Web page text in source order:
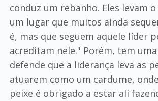
conduz um rebanho. Eles levam
um lugar que muitos ainda
é, mas que seguem aquele líder
acreditam nele." Porém, tem
defende que a liderança leva as
atuarem como um cardume,
peixe é obrigado a estar ali